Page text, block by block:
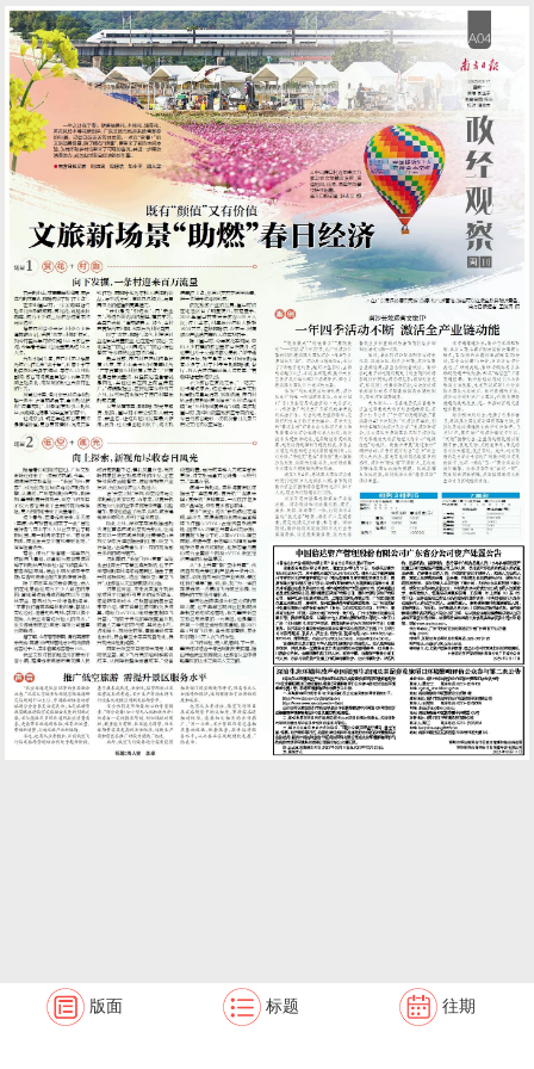
版面 标题 往期